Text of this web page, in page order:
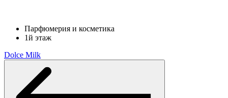
Парфюмерия и косметика
1й этаж
Dolce Milk